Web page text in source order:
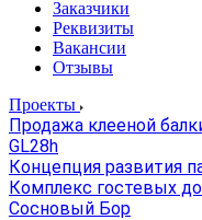
Заказчики
Реквизиты
Вакансии
Отзывы
Проекты
Продажа клееной
GL28h
Концепция развития
Комплекс гостевых
Сосновый Бор